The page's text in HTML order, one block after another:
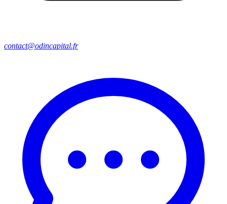
contact@odincapital.fr